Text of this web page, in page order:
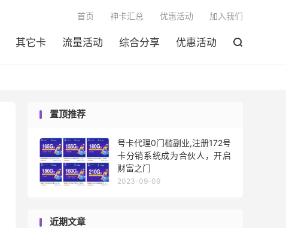
其它卡 流量活动 综合分享 优惠活动 
首页 神卡汇总 优惠活动 加入我们
置顶推荐
号卡代理0门槛副业,注册172号
卡分销系统成为合伙人，开启
财富之门
2023-09-09
近期文章